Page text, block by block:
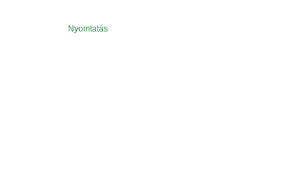
Nyomtatás